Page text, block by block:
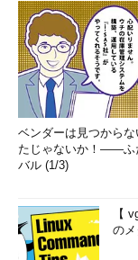
ベンダーは見つからな
たじゃないか！――ふ
バル (1/3)
【
の